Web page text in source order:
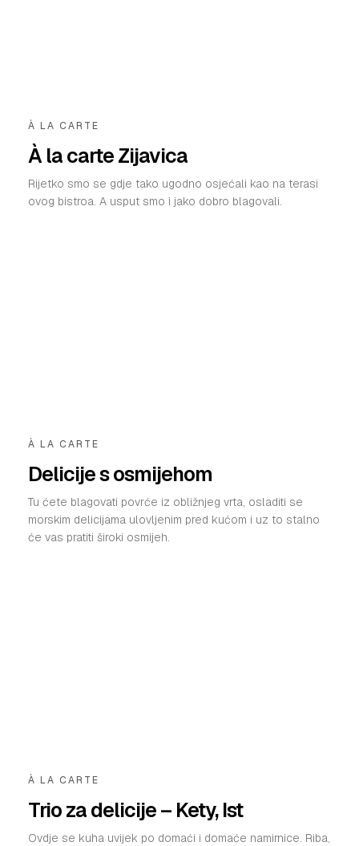
À LA CARTE
À la carte Zijavica
Rijetko smo se gdje tako ugodno osjećali kao na terasi
ovog bistroa. A usput smo i jako dobro blagovali.
À LA CARTE
Delicije s osmijehom
Tu ćete blagovati povrće iz obližnjeg vrta, osladiti se
morskim delicijama ulovljenim pred kućom i uz to stalno
će vas pratiti široki osmijeh.
À LA CARTE
Trio za delicije – Kety, Ist
Ovdje se kuha uvijek po domaći i domaće namirnice. Riba,